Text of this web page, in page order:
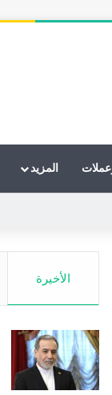
المزيد
الأخيرة